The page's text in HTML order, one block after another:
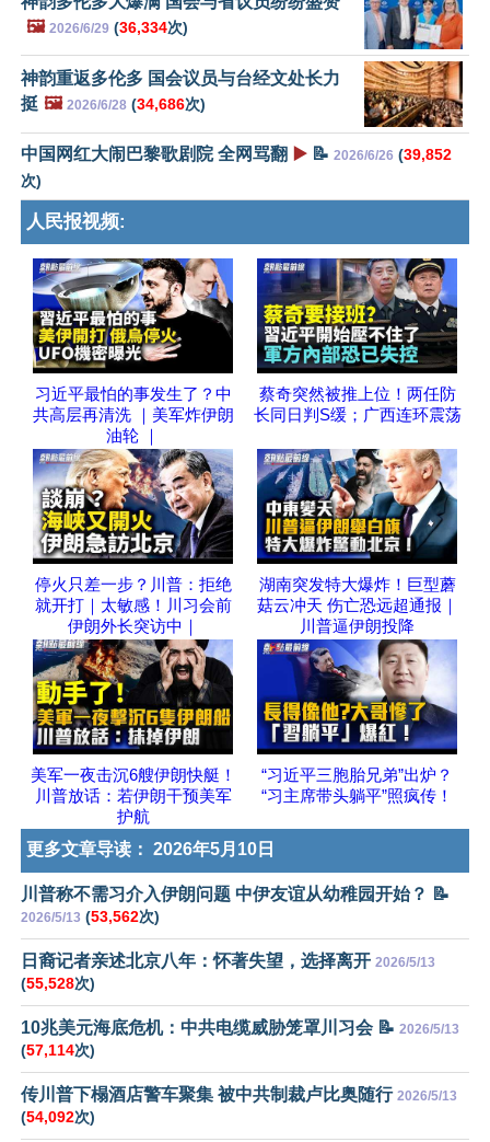
🖼️ 2026/6/29 (36,334次)
神韵重返多伦多 国会议员与台经文处长力
挺 🖼️ 2026/6/28 (34,686次)
中国网红大闹巴黎歌剧院 全网骂翻 ▶️ 📝 2026/6/26 (39,852
次)
人民报视频:
习近平最怕的事发生了？中
共高层再清洗 ｜美军炸伊朗
油轮 ｜
蔡奇突然被推上位！两任防
长同日判S缓；广西连环震荡
停火只差一步？川普：拒绝
就开打｜太敏感！川习会前
伊朗外长突访中｜
湖南突发特大爆炸！巨型蘑
菇云冲天 伤亡恐远超通报｜
川普逼伊朗投降
美军一夜击沉6艘伊朗快艇！
川普放话：若伊朗干预美军
护航
“习近平三胞胎兄弟”出炉？
“习主席带头躺平”照疯传！
更多文章导读： 2026年5月10日
川普称不需习介入伊朗问题 中伊友谊从幼稚园开始？ 📝
2026/5/13 (53,562次)
日裔记者亲述北京八年：怀著失望，选择离开 2026/5/13
(55,528次)
10兆美元海底危机：中共电缆威胁笼罩川习会 📝 2026/5/13
(57,114次)
传川普下榻酒店警车聚集 被中共制裁卢比奥随行 2026/5/13
(54,092次)